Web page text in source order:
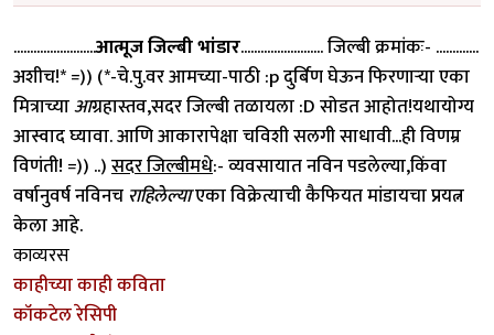
.........................आत्मूज जिल्बी भांडार......................... जिल्बी क्रमांकः- .............
अशीच!* =)) (*-चे.पु.वर आमच्या-पाठी :p दुर्बिण घेऊन फिरणार्‍या एका
मित्राच्याआग्रहास्तव,सदर जिल्बी तळायला :D सोडत आहोत!यथायोग्य
आस्वाद घ्यावा. आणि आकारापेक्षा चविशी सलगी साधावी...ही विणम्र
विणंती! =)) ..)सदर जिल्बीमधे:- व्यवसायात नविन पडलेल्या,किंवा
वर्षानुवर्ष नविनचराहिलेल्याएका विक्रेत्याची कैफियत मांडायचा प्रयत्न
केला आहे.
काव्यरस
काहीच्या काही कविता
कॉकटेल रेसिपी